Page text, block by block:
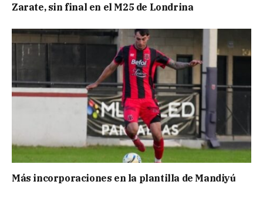
Zarate, sin final en el M25 de Londrina
Más incorporaciones en la plantilla de Mandiyú